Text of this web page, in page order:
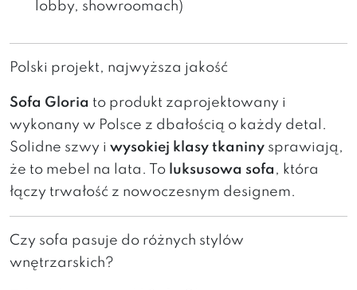
lobby, showroomach)
Polski projekt, najwyższa jakość
Sofa Gloria to produkt zaprojektowany i
wykonany w Polsce z dbałością o każdy detal.
Solidne szwy i wysokiej klasy tkaniny sprawiają,
że to mebel na lata. To luksusowa sofa , która
łączy trwałość z nowoczesnym designem.
Czy sofa pasuje do różnych stylów
wnętrzarskich?